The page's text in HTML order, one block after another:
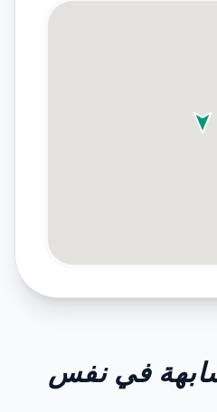
في نفس